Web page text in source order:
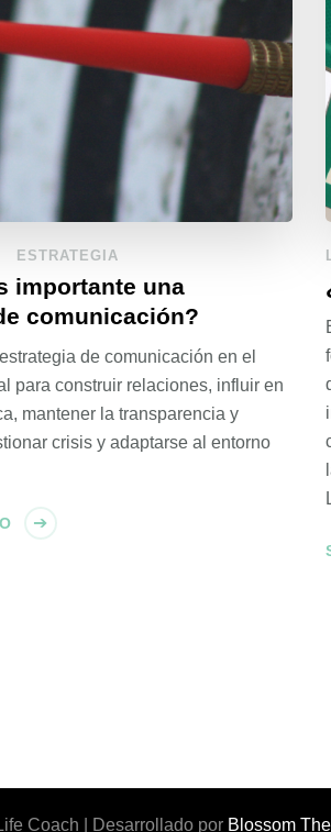
ESTRATEGIA
importante una
comunicación?
de comunicación en el
para construir relaciones, influir en
mantener la transparencia y
crisis y adaptarse al entorno
Coach | Desarrollado por Blossom